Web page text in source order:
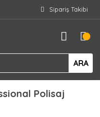
Sipariş Takibi
ARA
Polisaj